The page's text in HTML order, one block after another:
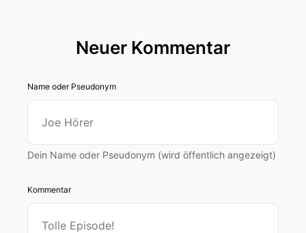
Neuer Kommentar
Name oder Pseudonym
Dein Name oder Pseudonym (wird öffentlich angezeigt)
Kommentar